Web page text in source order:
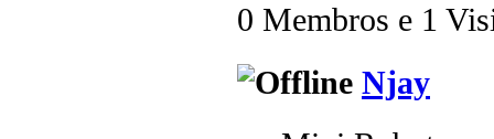
0 Membros e 1
Njay